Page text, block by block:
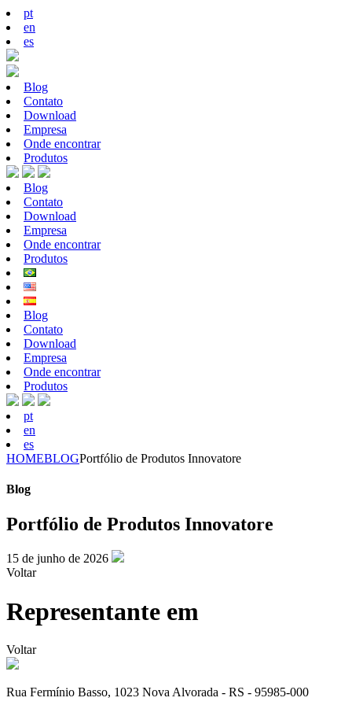
pt
en
es
Blog
Contato
Download
Empresa
Onde encontrar
Produtos
Blog
Contato
Download
Empresa
Onde encontrar
Produtos
Blog
Contato
Download
Empresa
Onde encontrar
Produtos
pt
en
es
HOMEBLOGPortfólio de Produtos Innovatore
Blog
Portfólio de Produtos Innovatore
15 de junho de 2026
Voltar
Representante em
Voltar
Rua Fermínio Basso, 1023 Nova Alvorada - RS - 95985-000